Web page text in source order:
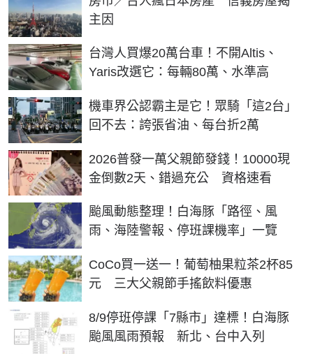
主因
台灣人買爆20萬台車！不開Altis、
Yaris改選它：每輛80萬、水準高
機車界公認霸主是它！眾騎「這2台」
回不去：誇張省油、每台折2萬
2026普發一萬父親節發錢！10000現
金倒數2天、錯過充公 資格速看
颱風動態整理！白海豚「路徑、風
雨、海陸警報、停班課機率」一覽
CoCo買一送一！葡萄柚果粒茶2杯85
元 三大父親節手搖飲料優惠
8/9停班停課「7縣市」達標！白海豚
颱風風雨預報 新北、台中入列